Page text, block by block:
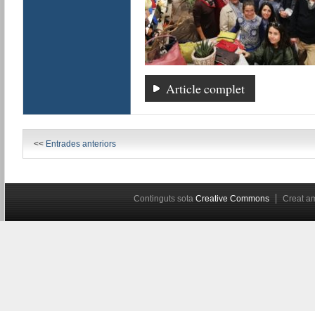
Article complet
<< Entrades anteriors
Continguts sota Creative Commons Creat